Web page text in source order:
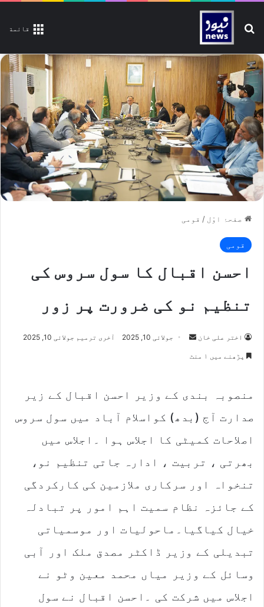
قائمة تلاش کیجیے
صفحۂ اوّل / قومی
قومی
احسن اقبال کا سول سروس کی
تنظیم نو کی ضرورت پر زور
اختر علی خان
a
e
m
i
جولائی 10, 2025 آخری ترمیم جولائی 10, 2025
پڑھنے میں ۱ منٹ
منصوبہ بندی کے وزیر احسن اقبال کے زیر
صدارت آج (بدھ) کواسلام آباد میں سول سروس
اصلاحات کمیٹی کا اجلاس ہوا ۔اجلاس میں
بھرتی ، تربیت ، ادارہ جاتی تنظیم نو،
تنخواہ اور سرکاری ملازمین کی کارکردگی
کے جائزہ نظام سمیت اہم امور پر تبادلہ
خیال کیاگیا۔ماحولیات اور موسمیاتی
تبدیلی کے وزیر ڈاکٹر مصدق ملک اور آبی
وسائل کے وزیر میاں محمد معین وٹو نے
اجلاس میں شرکت کی ۔احسن اقبال نے سول